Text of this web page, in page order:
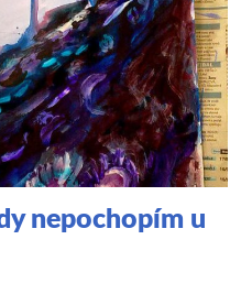
nepochopím u